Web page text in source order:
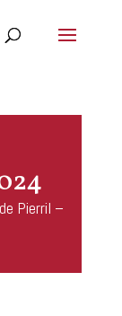
Pierril –